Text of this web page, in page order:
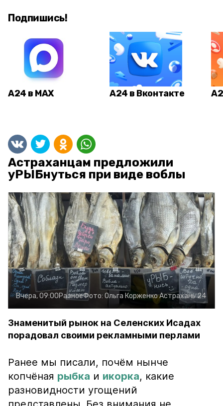
Подпишись!
А24 в MAX А24 в Вконтакте
Астраханцам предложили
уРЫБнуться при виде воблы
Вчера, 09:00РазноеФото: Ольга КорженкоАстрахань 24
Знаменитый рынок на Селенских Исадах
порадовал своими рекламными перлами
Ранее мы писали, почём нынче
копчёная рыбка и икорка, какие
разновидности угощений